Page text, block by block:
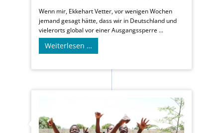
Wenn mir, Ekkehart Vetter, vor wenigen Wochen
jemand gesagt hätte, dass wir in Deutschland und
vielerorts global vor einer Ausgangssperre ...
Weiterlesen …